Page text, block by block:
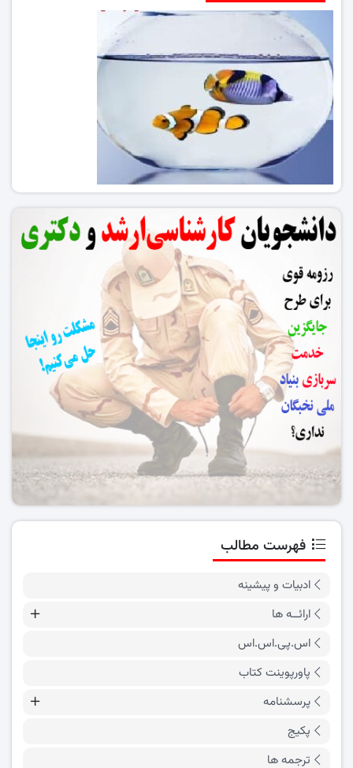
فهرست مطالب
ادبیات و پیشینه
ارائــه ها
اس.پی.اس.اس
پاورپوینت کتاب
پرسشنامه
پکیج
ترجمه ها